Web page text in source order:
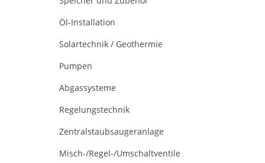
Öl-Installation
Solartechnik / Geothermie
Pumpen
Abgassysteme
Regelungstechnik
Zentralstaubsaugeranlage
Misch-/Regel-/Umschaltventile